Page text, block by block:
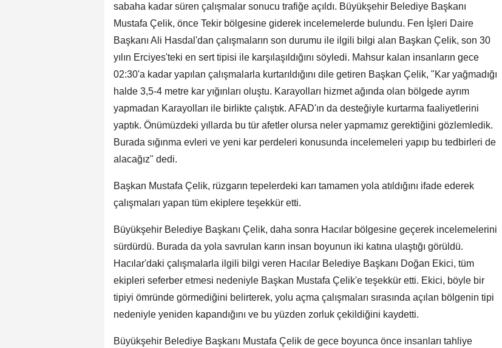
sabaha kadar süren çalışmalar sonucu trafiğe açıldı. Büyükşehir Belediye Başkanı
Mustafa Çelik, önce Tekir bölgesine giderek incelemelerde bulundu. Fen İşleri Daire
Başkanı Ali Hasdal'dan çalışmaların son durumu ile ilgili bilgi alan Başkan Çelik, son 30
yılın Erciyes'teki en sert tipisi ile karşılaşıldığını söyledi. Mahsur kalan insanların gece
02:30'a kadar yapılan çalışmalarla kurtarıldığını dile getiren Başkan Çelik, "Kar yağmadığı
halde 3,5-4 metre kar yığınları oluştu. Karayolları hizmet ağında olan bölgede ayrım
yapmadan Karayolları ile birlikte çalıştık. AFAD'ın da desteğiyle kurtarma faaliyetlerini
yaptık. Önümüzdeki yıllarda bu tür afetler olursa neler yapmamız gerektiğini gözlemledik.
Burada sığınma evleri ve yeni kar perdeleri konusunda incelemeleri yapıp bu tedbirleri de
alacağız" dedi.
Başkan Mustafa Çelik, rüzgarın tepelerdeki karı tamamen yola atıldığını ifade ederek
çalışmaları yapan tüm ekiplere teşekkür etti.
Büyükşehir Belediye Başkanı Çelik, daha sonra Hacılar bölgesine geçerek incelemelerini
sürdürdü. Burada da yola savrulan karın insan boyunun iki katına ulaştığı görüldü.
Hacılar'daki çalışmalarla ilgili bilgi veren Hacılar Belediye Başkanı Doğan Ekici, tüm
ekipleri seferber etmesi nedeniyle Başkan Mustafa Çelik'e teşekkür etti. Ekici, böyle bir
tipiyi ömründe görmediğini belirterek, yolu açma çalışmaları sırasında açılan bölgenin tipi
nedeniyle yeniden kapandığını ve bu yüzden zorluk çekildiğini kaydetti.
Büyükşehir Belediye Başkanı Mustafa Çelik de gece boyunca önce insanları tahliye